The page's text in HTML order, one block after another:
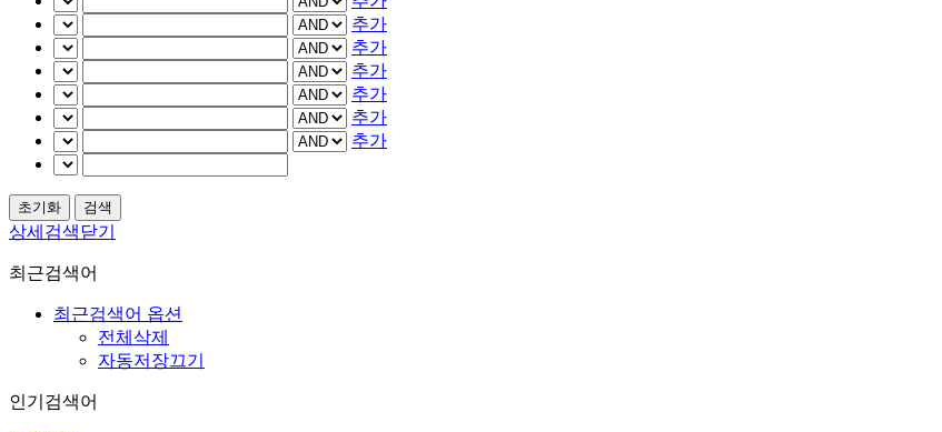
추가
추가
추가
추가
추가
추가
상세검색닫기
최근검색어
최근검색어 옵션
전체삭제
자동저장끄기
인기검색어